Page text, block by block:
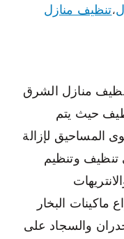
،تنظيف منازل
منازل الشرق
حيث يتم
المساحيق لإزالة
تنظيف وتنظيم
ماكينات البخار
والسجاد على